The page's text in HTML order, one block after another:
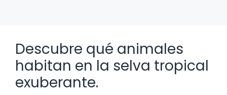
Descubre qué animales
habitan en la selva tropical
exuberante.